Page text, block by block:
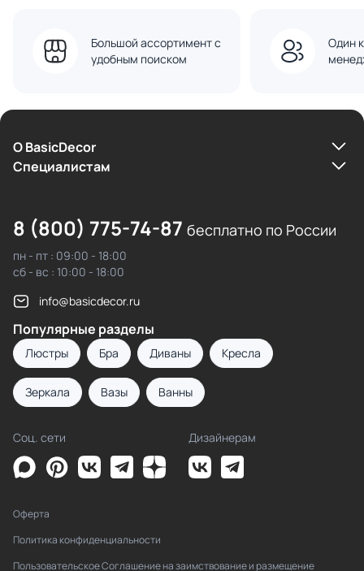
Большой ассортимент с
удобным поиском
Один
О BasicDecor
Cпециалистам
8 (800) 775-74-87 бесплатно по России
пн - пт : 09:00 - 18:00
сб - вс : 10:00 - 18:00
info@basicdecor.ru
Популярные разделы
Люстры Бра Диваны Кресла
Зеркала Вазы Ванны
Соц. сети Дизайнерам
Оферта
Политика конфиденциальности
Пользовательское Соглашение на заимствование и размещение